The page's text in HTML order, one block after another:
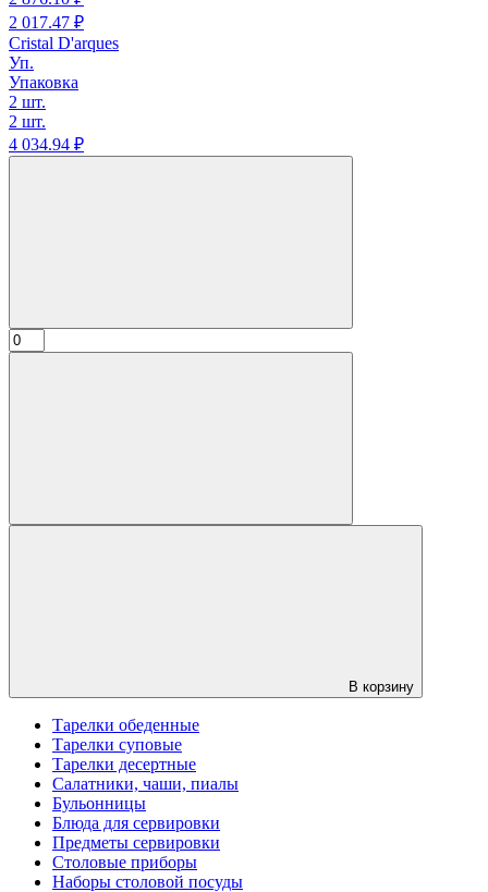
2 017.47 ₽
Cristal D'arques
Уп.
Упаковка
2 шт.
2 шт.
4 034.94 ₽
В корзину
Тарелки обеденные
Тарелки суповые
Тарелки десертные
Салатники, чаши, пиалы
Бульонницы
Блюда для сервировки
Предметы сервировки
Столовые приборы
Наборы столовой посуды